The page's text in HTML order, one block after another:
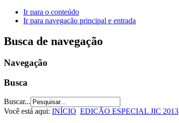
Ir para o conteúdo
Ir para navegação principal e entrada
Busca de navegação
Navegação
Busca
Buscar...
Você está aqui: INÍCIO EDIÇÃO ESPECIAL JIC 2013